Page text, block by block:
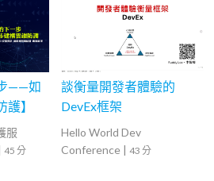
——如
】
服
45 分
談衡量開發者體驗的
DevEx框架
Hello World Dev
Conference | 43 分